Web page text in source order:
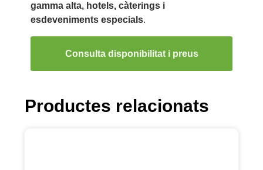
gamma alta, hotels, càterings i
esdeveniments especials.
Consulta disponibilitat i preus
Productes relacionats